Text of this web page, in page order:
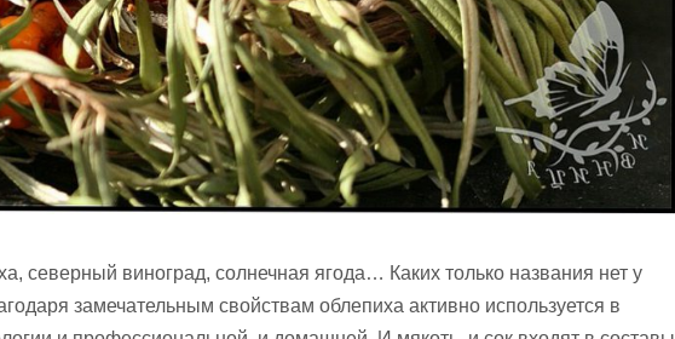
северный виноград, солнечная ягода… Каких только названия нет у
замечательным свойствам облепиха активно используется в